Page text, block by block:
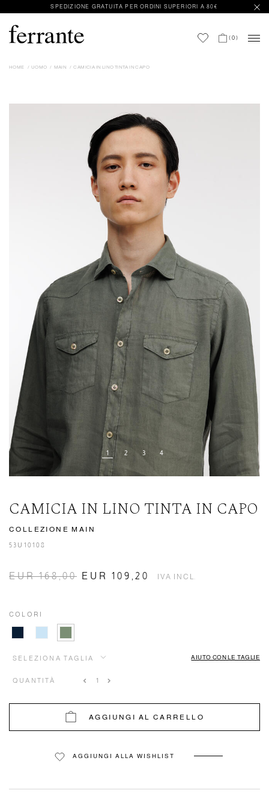
SPEDIZIONE GRATUITA PER ORDINI SUPERIORI A 80€
(0)
HOME UOMO MAIN CAMICIA IN LINO TINTA IN CAPO
CAMICIA IN LINO TINTA IN CAPO
COLLEZIONE MAIN
53U10108
EUR 168,00 EUR 109,20 IVA INCL.
COLORI
SELEZIONA TAGLIA AIUTO CON LE TAGLIE
QUANTITÀ
AGGIUNGI AL CARRELLO
AGGIUNGI ALLA WISHLIST